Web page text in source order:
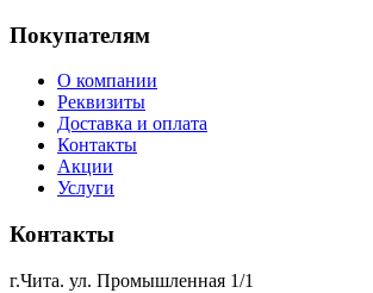
Покупателям
О компании
Реквизиты
Доставка и оплата
Контакты
Акции
Услуги
Контакты
г.Чита. ул. Промышленная 1/1